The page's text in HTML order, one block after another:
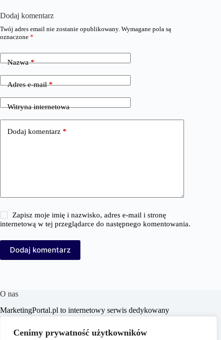
Cenimy prywatność użytkowników
Dodaj komentarz
Twój adres email nie zostanie opublikowany. Wymagane pola są
oznaczone *
Nazwa*
Adres e-mail*
Witryna internetowa
Dodaj komentarz *
Zapisz moje imię i nazwisko, adres e-mail i stronę
internetową w tej przeglądarce do następnego komentowania.
Dodaj komentarz
O nas
MarketingPortal.pl to internetowy serwis dedykowany
profesjonalistom i entuzjastom branży marketingowej,
oferujący szeroki wachlarz informacji, analiz oraz
praktycznych porad z zakresu marketingu, biznesu, e-